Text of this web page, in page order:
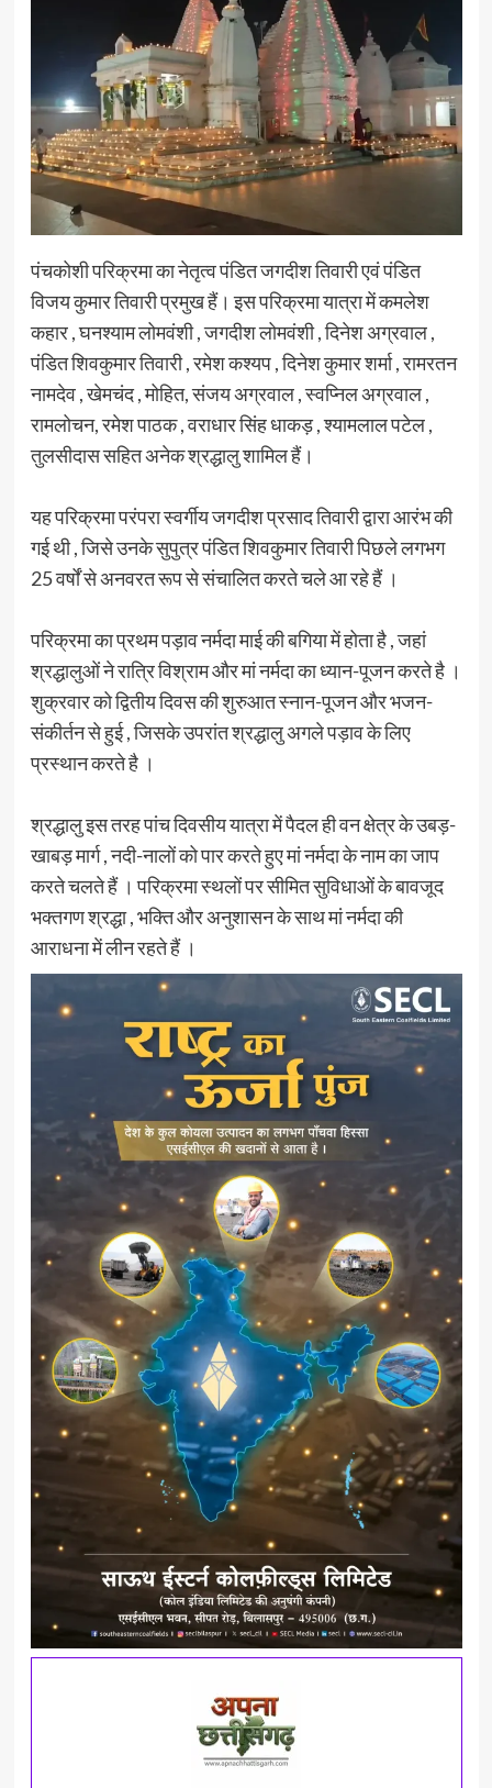
पंचकोशी परिक्रमा का नेतृत्व पंडित जगदीश तिवारी एवं पंडित
विजय कुमार तिवारी प्रमुख हैं। इस परिक्रमा यात्रा में कमलेश
कहार , घनश्याम लोमवंशी , जगदीश लोमवंशी , दिनेश अग्रवाल ,
पंडित शिवकुमार तिवारी , रमेश कश्यप , दिनेश कुमार शर्मा , रामरतन
नामदेव , खेमचंद , मोहित, संजय अग्रवाल , स्वप्निल अग्रवाल ,
रामलोचन, रमेश पाठक , वराधार सिंह धाकड़ , श्यामलाल पटेल ,
तुलसीदास सहित अनेक श्रद्धालु शामिल हैं।
यह परिक्रमा परंपरा स्वर्गीय जगदीश प्रसाद तिवारी द्वारा आरंभ की
गई थी , जिसे उनके सुपुत्र पंडित शिवकुमार तिवारी पिछले लगभग
25 वर्षों से अनवरत रूप से संचालित करते चले आ रहे हैं ।
परिक्रमा का प्रथम पड़ाव नर्मदा माई की बगिया में होता है , जहां
श्रद्धालुओं ने रात्रि विश्राम और मां नर्मदा का ध्यान-पूजन करते है ।
शुक्रवार को द्वितीय दिवस की शुरुआत स्नान-पूजन और भजन-
संकीर्तन से हुई , जिसके उपरांत श्रद्धालु अगले पड़ाव के लिए
प्रस्थान करते है ।
श्रद्धालु इस तरह पांच दिवसीय यात्रा में पैदल ही वन क्षेत्र के उबड़-
खाबड़ मार्ग , नदी-नालों को पार करते हुए मां नर्मदा के नाम का जाप
करते चलते हैं । परिक्रमा स्थलों पर सीमित सुविधाओं के बावजूद
भक्तगण श्रद्धा , भक्ति और अनुशासन के साथ मां नर्मदा की
आराधना में लीन रहते हैं ।